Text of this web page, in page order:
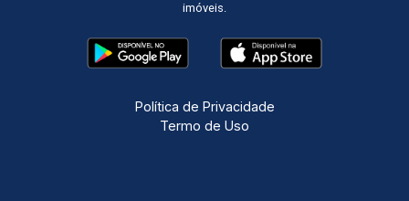
imóveis.
Política de Privacidade
Termo de Uso